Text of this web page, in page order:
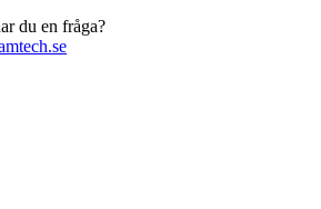
du en fråga?